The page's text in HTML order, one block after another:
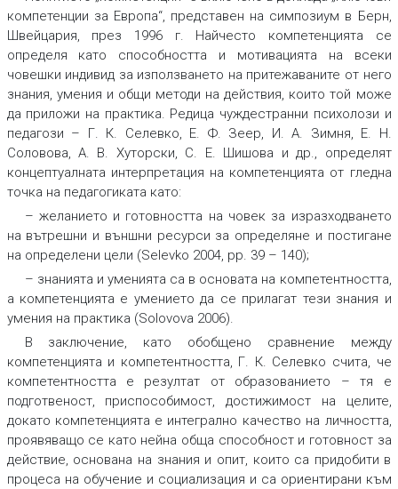
компетенции за Европа“, представен на симпозиум в Берн,
Швейцария, през 1996 г. Найчесто компетенцията се
определя като способността и мотивацията на всеки
човешки индивид за използването на притежаваните от него
знания, умения и общи методи на действия, които той може
да приложи на практика. Редица чуждестранни психолози и
педагози – Г. К. Селевко, Е. Ф. Зеер, И. А. Зимня, Е. Н.
Соловова, А. В. Хуторски, С. Е. Шишова и др., определят
концептуалната интерпретация на компетенцията от гледна
точка на педагогиката като:
– желанието и готовността на човек за изразходването
на вътрешни и външни ресурси за определяне и постигане
на определени цели (Selevko 2004, pр. 39 – 140);
– знанията и уменията са в основата на компетентността,
а компетенцията е умението да се прилагат тези знания и
умения на практика (Solovova 2006).
В заключение, като обобщено сравнение между
компетенцията и компетентността, Г. К. Селевко счита, че
компетентността е резултат от образованието – тя е
подготвеност, приспособимост, достижимост на целите,
докато компетенцията е интегрално качество на личността,
проявяващо се като нейна обща способност и готовност за
действие, основана на знания и опит, които са придобити в
процеса на обучение и социализация и са ориентирани към